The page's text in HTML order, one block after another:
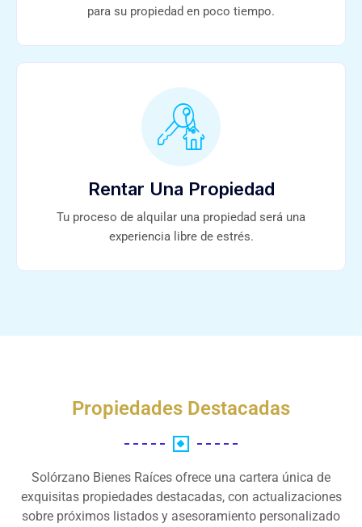
para su propiedad en poco tiempo.
Rentar Una Propiedad
Tu proceso de alquilar una propiedad será una
experiencia libre de estrés.
Propiedades Destacadas
Solórzano Bienes Raíces ofrece una cartera única de
exquisitas propiedades destacadas, con actualizaciones
sobre próximos listados y asesoramiento personalizado